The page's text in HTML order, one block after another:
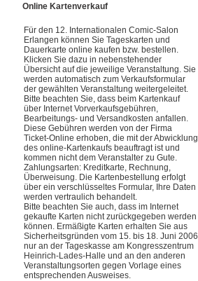
Online Kartenverkauf
Für den 12. Internationalen Comic-Salon
Erlangen können Sie Tageskarten und
Dauerkarte online kaufen bzw. bestellen.
Klicken Sie dazu in nebenstehender
Übersicht auf die jeweilige Veranstaltung. Sie
werden automatisch zum Verkaufsformular
der gewählten Veranstaltung weitergeleitet.
Bitte beachten Sie, dass beim Kartenkauf
über Internet Vorverkaufsgebühren,
Bearbeitungs- und Versandkosten anfallen.
Diese Gebühren werden von der Firma
Ticket-Online erhoben, die mit der Abwicklung
des online-Kartenkaufs beauftragt ist und
kommen nicht dem Veranstalter zu Gute.
Zahlungsarten: Kreditkarte, Rechnung,
Überweisung. Die Kartenbestellung erfolgt
über ein verschlüsseltes Formular, Ihre Daten
werden vertraulich behandelt.
Bitte beachten Sie auch, dass im Internet
gekaufte Karten nicht zurückgegeben werden
können. Ermäßigte Karten erhalten Sie aus
Sicherheitsgründen vom 15. bis 18. Juni 2006
nur an der Tageskasse am Kongresszentrum
Heinrich-Lades-Halle und an den anderen
Veranstaltungsorten gegen Vorlage eines
entsprechenden Ausweises.